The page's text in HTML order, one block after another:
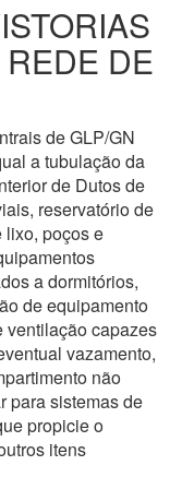
DE
de GLP/GN
a tubulação da
de Dutos de
reservatório de
lixo, poços e
a dormitórios,
de equipamento
ventilação capazes
vazamento,
não
para sistemas de
propicie o
itens